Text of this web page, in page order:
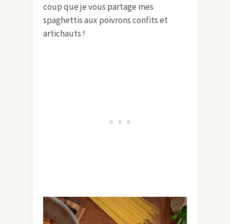
coup que je vous partage mes
spaghettis aux poivrons confits et
artichauts !